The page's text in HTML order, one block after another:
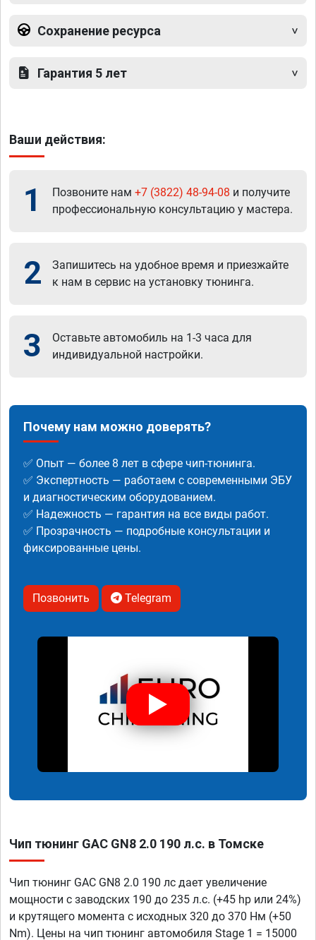
Сохранение ресурса
Гарантия 5 лет
Ваши действия:
1 Позвоните нам +7 (3822) 48-94-08 и получите
профессиональную консультацию у мастера.
2
Запишитесь на удобное время и приезжайте
к нам в сервис на установку тюнинга.
3
Оставьте автомобиль на 1-3 часа для
индивидуальной настройки.
Почему нам можно доверять?
✅ Опыт — более 8 лет в сфере чип-тюнинга.
✅ Экспертность — работаем с современными ЭБУ
и диагностическим оборудованием.
✅ Надежность — гарантия на все виды работ.
✅ Прозрачность — подробные консультации и
фиксированные цены.
Позвонить Telegram
Чип тюнинг GAC GN8 2.0 190 л.с. в Томске
Чип тюнинг GAC GN8 2.0 190 лс дает увеличение
мощности с заводских 190 до 235 л.с. (+45 hp или 24%)
и крутящего момента с исходных 320 до 370 Нм (+50
Nm). Цены на чип тюнинг автомобиля Stage 1 = 15000